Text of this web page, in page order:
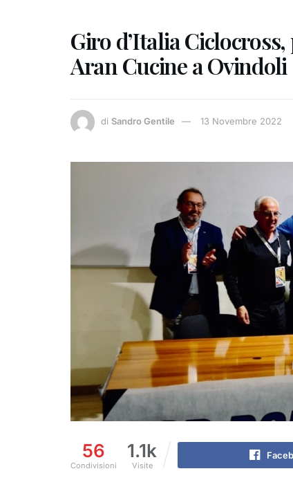
Giro d’Italia
Aran Cucine a Ovindoli
di Sandro Gentile 13 Novembre 2022
56
Condivisioni
1.1k
Visite